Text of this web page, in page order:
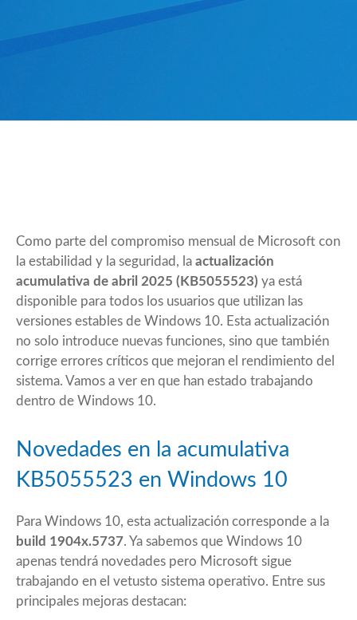
Como parte del compromiso mensual de Microsoft con
la estabilidad y la seguridad, la actualización
acumulativa de abril 2025 (KB5055523) ya está
disponible para todos los usuarios que utilizan las
versiones estables de Windows 10. Esta actualización
no solo introduce nuevas funciones, sino que también
corrige errores críticos que mejoran el rendimiento del
sistema. Vamos a ver en que han estado trabajando
dentro de Windows 10.
Novedades en la acumulativa
KB5055523 en Windows 10
Para Windows 10, esta actualización corresponde a la
build 1904x.5737. Ya sabemos que Windows 10
apenas tendrá novedades pero Microsoft sigue
trabajando en el vetusto sistema operativo. Entre sus
principales mejoras destacan: